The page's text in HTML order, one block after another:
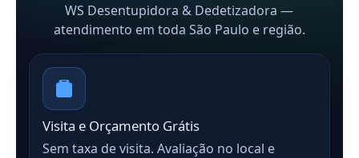
WS Desentupidora & Dedetizadora —
atendimento em toda São Paulo e região.
Visita e Orçamento Grátis
Sem taxa de visita. Avaliação no local e